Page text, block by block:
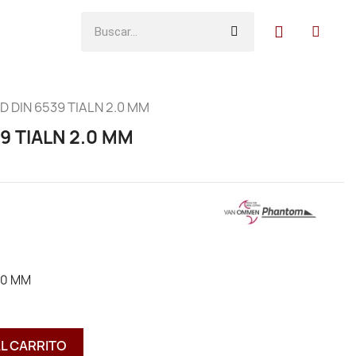
DIN 6539 TIALN 2.0 MM
TIALN 2.0 MM
MM
CARRITO